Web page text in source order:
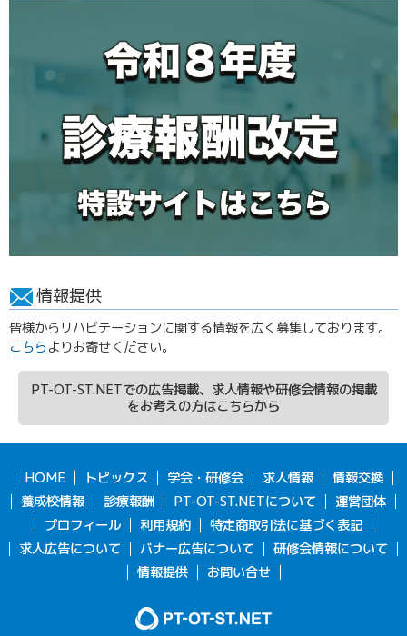
情報提供
皆様からリハビテーションに関する情報を広く募集しております。
こちらよりお寄せください。
PT-OT-ST.NETでの広告掲載、求人情報や研修会情報の掲載
をお考えの方はこちらから
HOME トピックス 学会・研修会 求人情報
情報交換
養成校情報
診療報酬 PT-OT-ST.NETについて
運営団体
プロフィール
利用規約
特定商取引法に基づく表記
求人広告について
バナー広告について
研修会情報について
情報提供
お問い合せ